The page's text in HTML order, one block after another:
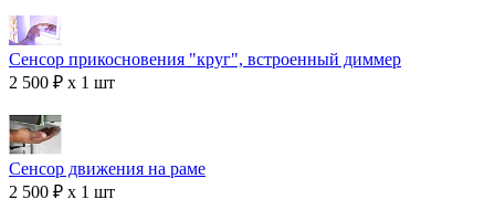
Сенсор прикосновения "круг", встроенный диммер
2 500 ₽ x 1 шт
Сенсор движения на раме
2 500 ₽ x 1 шт